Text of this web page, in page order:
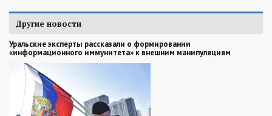
Другие новости
Уральские эксперты рассказали о формировании
«информационного иммунитета» к внешним манипуляциям